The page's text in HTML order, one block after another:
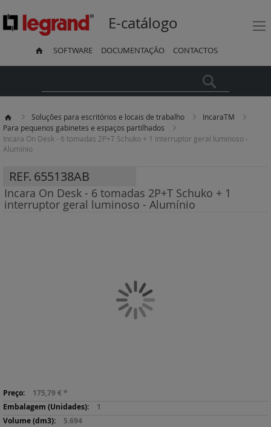
E-catálogo
SOFTWARE DOCUMENTAÇÃO CONTACTOS
Soluções para escritórios e locais de trabalho
IncaraTM
Para pequenos gabinetes e espaços partilhados
Incara On Desk - 6 tomadas 2P+T Schuko + 1 interruptor geral luminoso -
Alumínio
REF. 655138AB
Incara On Desk - 6 tomadas 2P+T Schuko + 1
interruptor geral luminoso - Alumínio
Mais
informação
175,79 € *
1
5.694
para
o
início